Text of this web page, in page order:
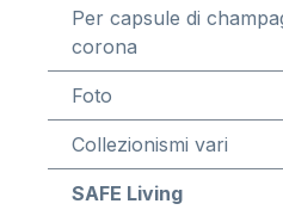
Per capsule di
corona
Foto
Collezionismi vari
SAFE Living